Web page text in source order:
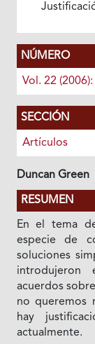
NÚMERO
Vol. 22
SECCIÓN
Artículos
Duncan Green
RESUMEN
En el tema
especie de
soluciones
introdujeron
acuerdos
no queremos
hay
actualmente.